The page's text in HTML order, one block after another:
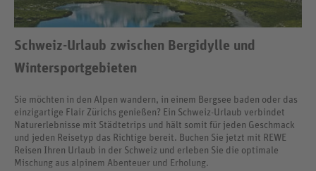
Schweiz-Urlaub zwischen Bergidylle und
Wintersportgebieten
Sie möchten in den Alpen wandern, in einem Bergsee baden oder das
einzigartige Flair Zürichs genießen? Ein Schweiz-Urlaub verbindet
Naturerlebnisse mit Städtetrips und hält somit für jeden Geschmack
und jeden Reisetyp das Richtige bereit. Buchen Sie jetzt mit REWE
Reisen Ihren Urlaub in der Schweiz und erleben Sie die optimale
Mischung aus alpinem Abenteuer und Erholung.